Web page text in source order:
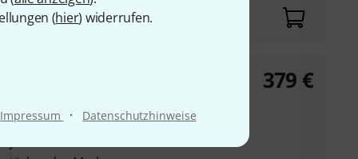
(hier) widerrufen.
Impressum · Datenschutzhinweise
379 €